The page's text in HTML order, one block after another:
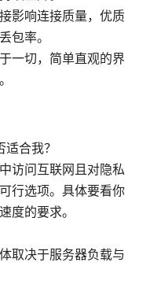
影响连接质量，优质
包率。
一切，简单直观的界
合我？
访问互联网且对隐私
行选项。具体要看你
度的要求。
取决于服务器负载与